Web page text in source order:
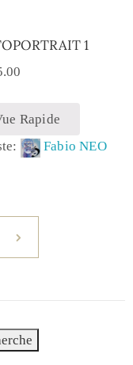
1
Rapide
Fabio NEO